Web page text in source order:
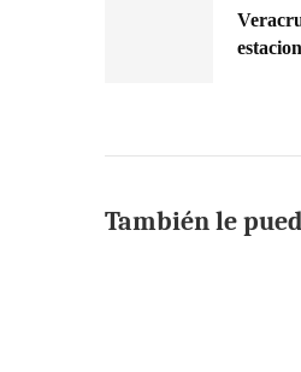
También le